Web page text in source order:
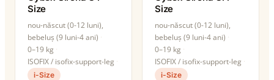
Size
nou-născut (0-12 luni),
bebeluș (9 luni-4 ani)
0–19 kg
ISOFIX / isofix-support-leg
i-Size
Size
nou-născut (0-12 luni),
bebeluș (9 luni-4 ani)
0–19 kg
ISOFIX / isofix-support-leg
i-Size